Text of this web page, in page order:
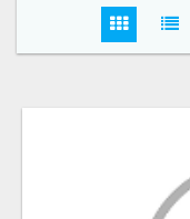
Servicios SEO